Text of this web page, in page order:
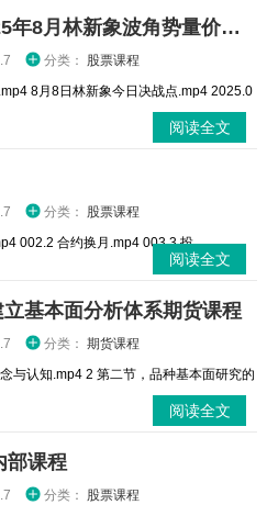
仟和亿爱股轩林新象 2025年8月林新象波角势量价操作体系今日决战点+复盘与教学
分类： 股票课程
8月8日林新象今日决战点.mp4 2025.0
阅读全文
分类： 股票课程
002.2 合约换月.mp4 003.3 投...
阅读全文
基本面分析体系期货课程
分类： 期货课程
与认知.mp4 2 第二节，品种基本面研究的
阅读全文
部课程
分类： 股票课程